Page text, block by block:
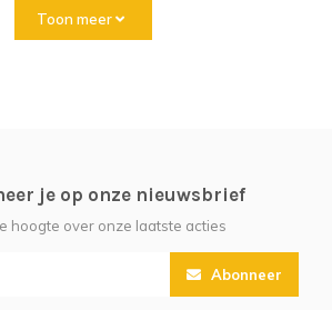
Toon meer
je op onze nieuwsbrief
hoogte over onze laatste acties
Abonneer